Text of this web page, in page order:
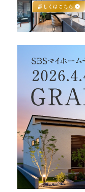
nattoku
nattoku住宅 10の